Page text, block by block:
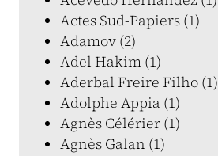
Actes Sud-Papiers (1)
Adamov (2)
Adel Hakim (1)
Aderbal Freire Filho (1)
Adolphe Appia (1)
Agnès Célérier (1)
Agnès Galan (1)